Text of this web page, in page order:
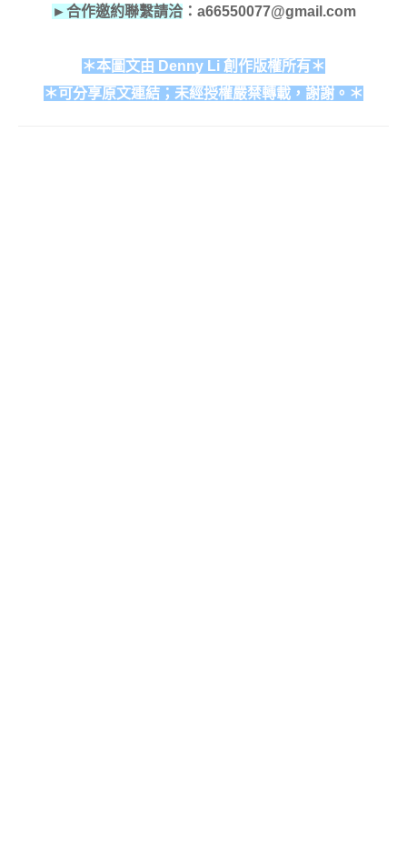
►合作邀約聯繫請洽：a66550077@gmail.com
＊本圖文由 Denny Li 創作版權所有＊
＊可分享原文連結；未經授權嚴禁轉載，謝謝。＊